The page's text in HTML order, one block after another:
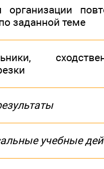
заданной теме
учебные